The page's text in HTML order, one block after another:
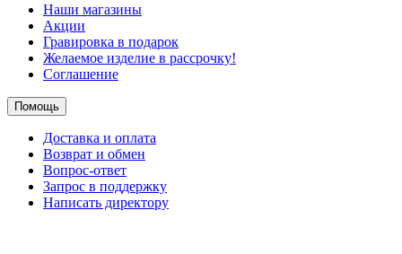
Наши магазины
Акции
Гравировка в подарок
Желаемое изделие в рассрочку!
Соглашение
Помощь
Доставка и оплата
Возврат и обмен
Вопрос-ответ
Запрос в поддержку
Написать директору